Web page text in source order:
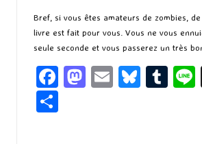
Bref, si vous êtes amateurs de zombies,
livre est fait pour vous. Vous ne vous
seule seconde et vous passerez un très
Fa M E
Bl T